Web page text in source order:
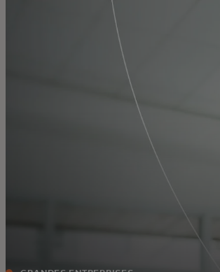
Pour les entreprises
Pour le monde
Pour les innovateurs
Actualités et tendances